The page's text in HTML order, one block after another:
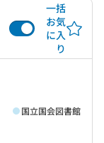
一括
お気
に入
り
国立国会図書館